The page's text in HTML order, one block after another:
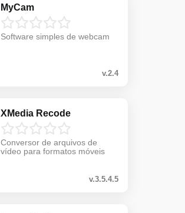
MyCam
Software simples de webcam
v.2.4
XMedia Recode
Conversor de arquivos de
vídeo para formatos móveis
v.3.5.4.5